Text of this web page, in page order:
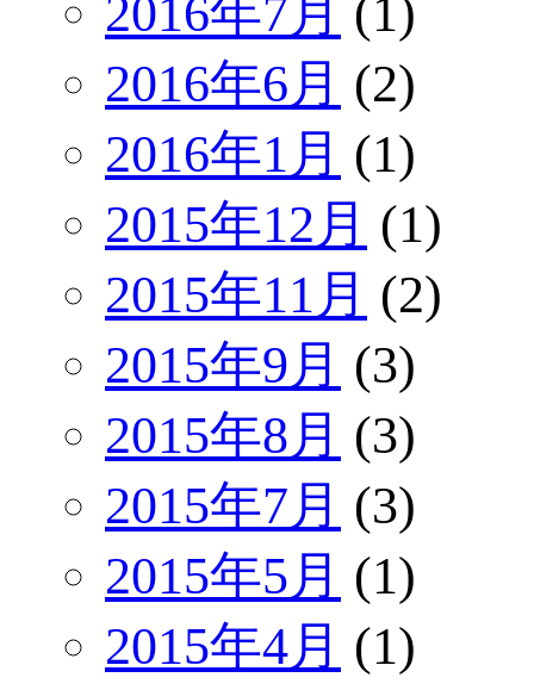
2016年7月 (1)
2016年6月 (2)
2016年1月 (1)
2015年12月 (1)
2015年11月 (2)
2015年9月 (3)
2015年8月 (3)
2015年7月 (3)
2015年5月 (1)
2015年4月 (1)